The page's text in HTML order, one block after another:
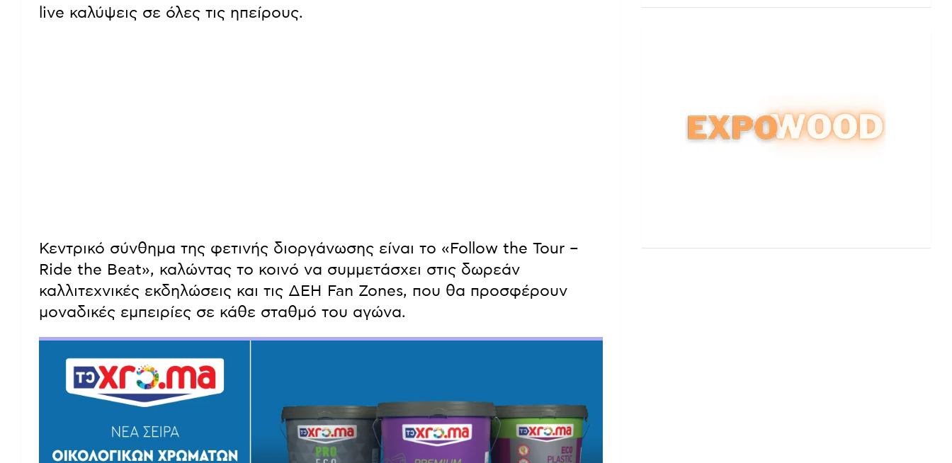
live καλύψεις σε όλες τις ηπείρους.
Κεντρικό σύνθημα της φετινής διοργάνωσης είναι το «Follow the Tour –
Ride the Beat», καλώντας το κοινό να συμμετάσχει στις δωρεάν
καλλιτεχνικές εκδηλώσεις και τις ΔΕΗ Fan Zones, που θα προσφέρουν
μοναδικές εμπειρίες σε κάθε σταθμό του αγώνα.